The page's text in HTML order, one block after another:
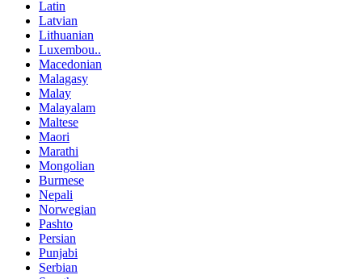
Latin
Latvian
Lithuanian
Luxembou..
Macedonian
Malagasy
Malay
Malayalam
Maltese
Maori
Marathi
Mongolian
Burmese
Nepali
Norwegian
Pashto
Persian
Punjabi
Serbian